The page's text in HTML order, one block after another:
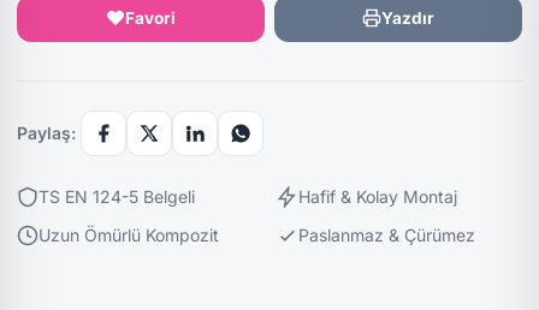
Favori Yazdır
Paylaş:
TS EN 124-5 Belgeli
Hafif & Kolay Montaj
Uzun Ömürlü Kompozit
Paslanmaz & Çürümez